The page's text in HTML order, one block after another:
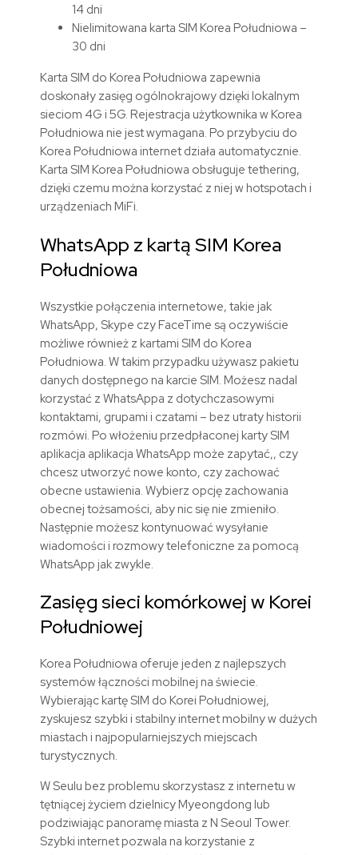
14 dni
Nielimitowana karta SIM Korea Południowa –
30 dni
Karta SIM do Korea Południowa zapewnia
doskonały zasięg ogólnokrajowy dzięki lokalnym
sieciom 4G i 5G. Rejestracja użytkownika w Korea
Południowa nie jest wymagana. Po przybyciu do
Korea Południowa internet działa automatycznie.
Karta SIM Korea Południowa obsługuje tethering,
dzięki czemu można korzystać z niej w hotspotach i
urządzeniach MiFi.
WhatsApp z kartą SIM Korea
Południowa
Wszystkie połączenia internetowe, takie jak
WhatsApp, Skype czy FaceTime są oczywiście
możliwe również z kartami SIM do Korea
Południowa. W takim przypadku używasz pakietu
danych dostępnego na karcie SIM. Możesz nadal
korzystać z WhatsAppa z dotychczasowymi
kontaktami, grupami i czatami – bez utraty historii
rozmówi. Po włożeniu przedpłaconej karty SIM
aplikacja aplikacja WhatsApp może zapytać,, czy
chcesz utworzyć nowe konto, czy zachować
obecne ustawienia. Wybierz opcję zachowania
obecnej tożsamości, aby nic się nie zmieniło.
Następnie możesz kontynuować wysyłanie
wiadomości i rozmowy telefoniczne za pomocą
WhatsApp jak zwykle.
Zasięg sieci komórkowej w Korei
Południowej
Korea Południowa oferuje jeden z najlepszych
systemów łączności mobilnej na świecie.
Wybierając kartę SIM do Korei Południowej,
zyskujesz szybki i stabilny internet mobilny w dużych
miastach i najpopularniejszych miejscach
turystycznych.
W Seulu bez problemu skorzystasz z internetu w
tętniącej życiem dzielnicy Myeongdong lub
podziwiając panoramę miasta z N Seoul Tower.
Szybki internet pozwala na korzystanie z